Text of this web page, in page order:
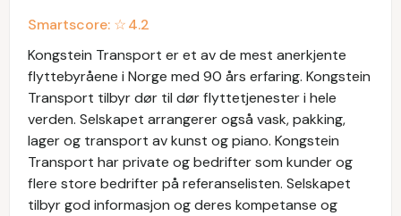
Smartscore: ☆4.2
Kongstein Transport er et av de mest anerkjente
flyttebyråene i Norge med 90 års erfaring. Kongstein
Transport tilbyr dør til dør flyttetjenester i hele
verden. Selskapet arrangerer også vask, pakking,
lager og transport av kunst og piano. Kongstein
Transport har private og bedrifter som kunder og
flere store bedrifter på referanselisten. Selskapet
tilbyr god informasjon og deres kompetanse og